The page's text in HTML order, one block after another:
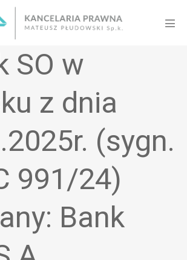
SO w
z dnia
(sygn.
991/24)
Bank